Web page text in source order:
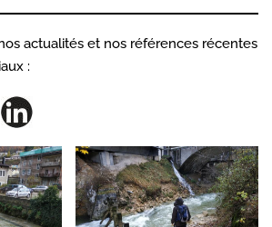
actualités et nos références récentes
: